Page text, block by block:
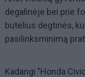
degalinėje bei prie
butelius degtinės,
pasilinksminimą
Kadangi "Honda